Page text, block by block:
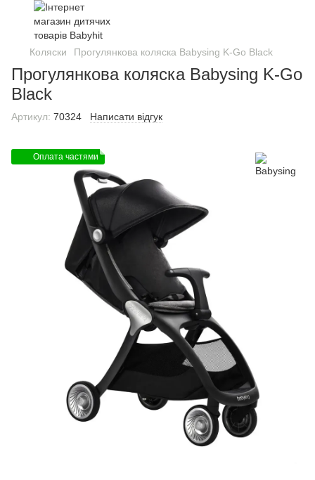
Коляски Прогулянкова коляска Babysing K-Go Black
Прогулянкова коляска Babysing K-Go
Black
Артикул: 70324 Написати відгук
Оплата частями